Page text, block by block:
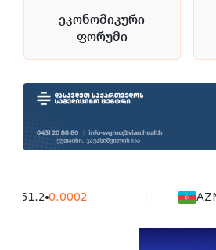
ეკონომიკური
ფორუმი
0.0002 AZN 1.542